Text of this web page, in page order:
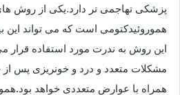
پزشکی تهاجمی تر دارد.یکی از روش
هموروئیدکتومی است که می تواند این
این روش به ندرت مورد استفاده قرار می
مشکلات متعدد و درد و خونریزی پس از
همراه با عوارض متعددی خواهد